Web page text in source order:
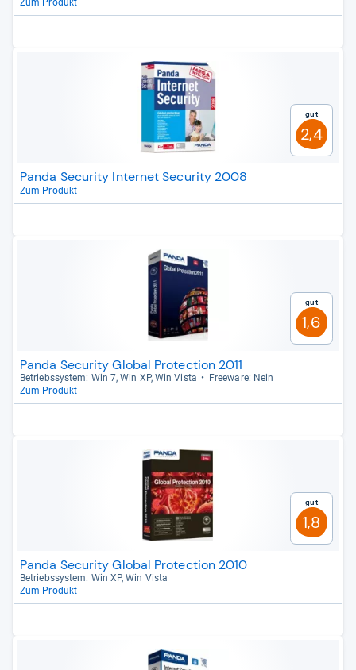
Zum Produkt
Gut
2,4
Panda Security Internet Security 2008
Zum Produkt
Gut
1,6
Panda Security Global Protection 2011
Betriebs­sys­tem: Win 7, Win XP, Win Vista
Free­ware: Nein
Zum Produkt
Gut
1,8
Panda Security Global Protection 2010
Betriebs­sys­tem: Win XP, Win Vista
Zum Produkt